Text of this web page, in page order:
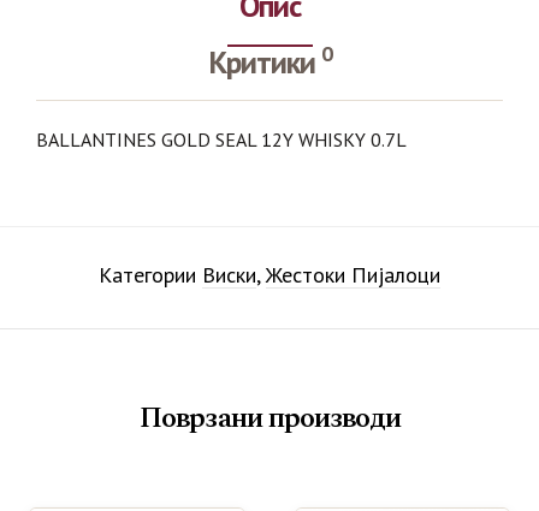
Критики 0
BALLANTINES GOLD SEAL 12Y WHISKY 0.7L
Категории Виски,Жестоки Пијалоци
Поврзани производи